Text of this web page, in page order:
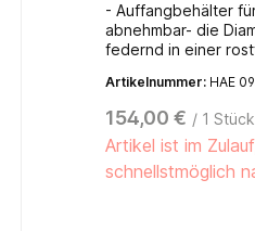
- Auffangbehälter
abnehmbar- die
federnd in einer
grauweiß (RAL
150 x 200 mm (B x T
Artikelnummer: HAE
154,00 € / 1 Stück
Artikel ist im
schnellstmöglich